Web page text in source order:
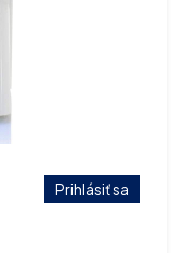
Prihlásiť sa